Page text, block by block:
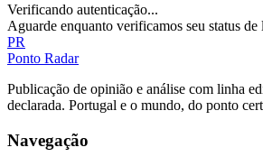
Verificando autenticação...
Aguarde enquanto verificamos seu status de
PR
Ponto Radar
Publicação de opinião e análise com linha
declarada. Portugal e o mundo, do ponto
Navegação